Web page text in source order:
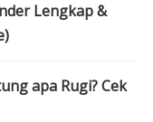
Lengkap &
apa Rugi? Cek